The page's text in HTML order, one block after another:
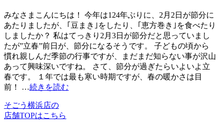
みなさまこんにちは！ 今年は124年ぶりに、2月2日が節分に
あたりましたが、｢豆まき｣をしたり、｢恵方巻き｣を食べたり
しましたか？ 私はてっきり2月3日が節分だと思っていまし
たが”立春”前日が、節分になるそうです。 子どもの頃から
慣れ親しんだ季節の行事ですが、まだまだ知らない事が沢山
あって興味深いですね。 さて、節分が過ぎたらいよいよ立
春です。 １年では最も寒い時期ですが、春の暖かさは目
前！ …続きを読む
そごう横浜店の
店舗TOPはこちら